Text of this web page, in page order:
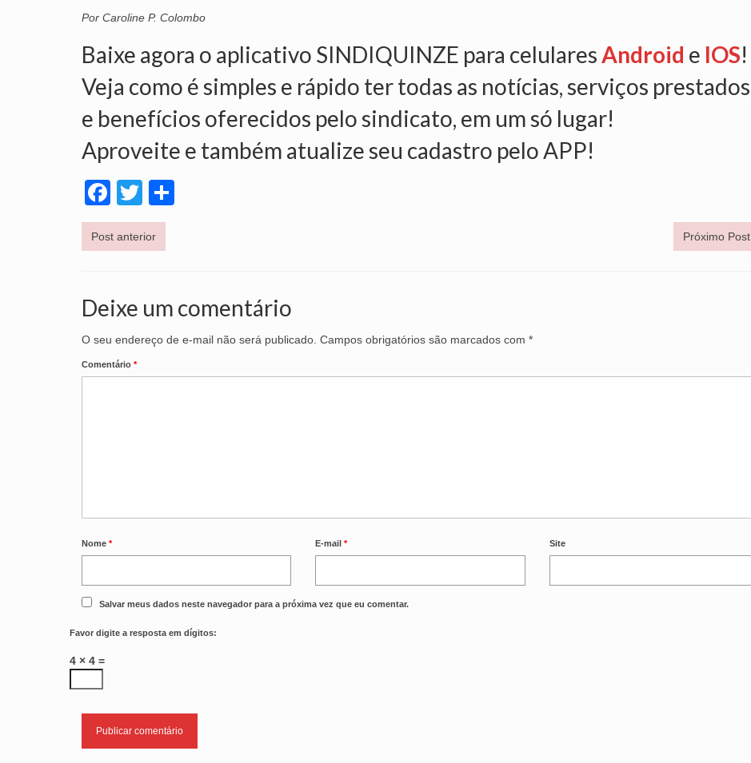
Por Caroline P. Colombo
Baixe agora o aplicativo SINDIQUINZE para celularesAndroid e IOS!
Veja como é simples e rápido ter todas as notícias, serviços prestados
e benefícios oferecidos pelo sindicato, em um só lugar!
Aproveite e também atualize seu cadastro pelo APP!
Facebook
Twitter
Post anterior Próximo Post
Deixe um comentário
O seu endereço de e-mail não será publicado. Campos obrigatórios são marcados com *
Comentário *
Nome * E-mail* Site
Salvar meus dados neste navegador para a próxima vez que eu comentar.
Favor digite a resposta em dígitos:
4 × 4 =